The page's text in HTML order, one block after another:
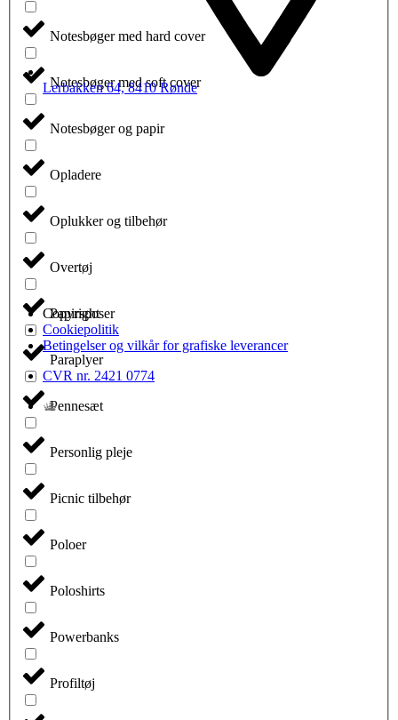
Notesbøger med hard cover
Notesbøger med soft cover
Notesbøger og papir
Opladere
Oplukker og tilbehør
Overtøj
Papirsposer
Paraplyer
Pennesæt
Personlig pleje
Picnic tilbehør
Poloer
Poloshirts
Powerbanks
Profiltøj
Lerbakken 64, 8410 Rønde
Copyright
Cookiepolitik
Betingelser og vilkår for grafiske leverancer
CVR nr. 2421 0774